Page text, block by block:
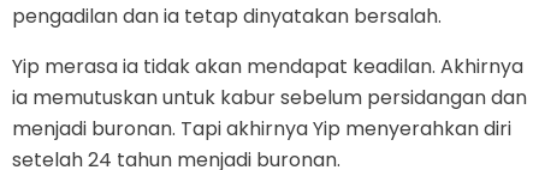
pengadilan dan ia tetap dinyatakan bersalah.
Yip merasa ia tidak akan mendapat keadilan. Akhirnya
ia memutuskan untuk kabur sebelum persidangan dan
menjadi buronan. Tapi akhirnya Yip menyerahkan diri
setelah 24 tahun menjadi buronan.